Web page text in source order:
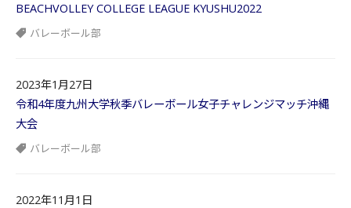
BEACHVOLLEY COLLEGE LEAGUE KYUSHU2022
バレーボール部
2023年1月27日
令和4年度九州大学秋季バレーボール女子チャレンジマッチ沖縄
大会
バレーボール部
2022年11月1日